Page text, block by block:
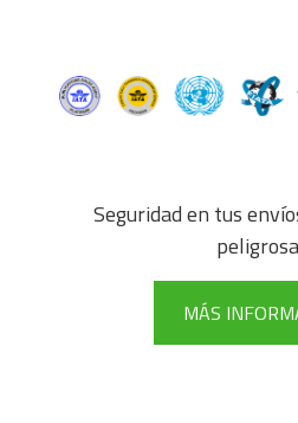
Seguridad en tus
MÁS